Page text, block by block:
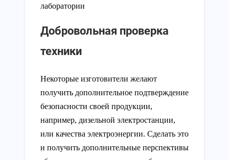
лаборатории
Добровольная проверка
техники
Некоторые изготовители желают
получить дополнительное подтверждение
безопасности своей продукции,
например, дизельной электростанции,
или качества электроэнергии. Сделать это
и получить дополнительные перспективы